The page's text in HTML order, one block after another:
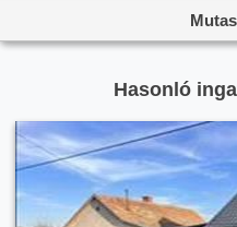
nincs
Van
Víz:
Van
Gáz:
Van
Csatorna:
Van
hirdetések között is
Hasonló